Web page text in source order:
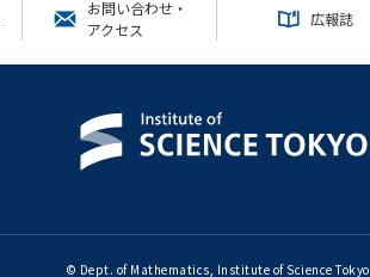
お問い合わせ・
アクセス
広報誌
© Dept. of Mathematics, Institute of Science Tokyo